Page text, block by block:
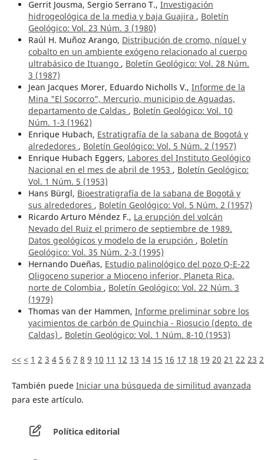
Gerrit Jousma, Sergio Serrano T., Investigación
hidrogeológica de la media y baja Guajira , Boletín
Geológico: Vol. 23 Núm. 3 (1980)
Raúl H. Muñoz Arango, Distribución de cromo, níquel y
cobalto en un ambiente exógeno relacionado al cuerpo
ultrabásico de Ituango , Boletín Geológico: Vol. 28 Núm.
3 (1987)
Jean Jacques Morer, Eduardo Nicholls V., Informe de la
Mina "El Socorro", Mercurio, municipio de Aguadas,
departamento de Caldas , Boletín Geológico: Vol. 10
Núm. 1-3 (1962)
Enrique Hubach, Estratigrafía de la sabana de Bogotá y
alrededores , Boletín Geológico: Vol. 5 Núm. 2 (1957)
Enrique Hubach Eggers, Labores del Instituto Geológico
Nacional en el mes de abril de 1953 , Boletín Geológico:
Vol. 1 Núm. 5 (1953)
Hans Bürgl, Bioestratigrafía de la sabana de Bogotá y
sus alrededores , Boletín Geológico: Vol. 5 Núm. 2 (1957)
Ricardo Arturo Méndez F., La erupción del volcán
Nevado del Ruiz el primero de septiembre de 1989.
Datos geológicos y modelo de la erupción , Boletín
Geológico: Vol. 35 Núm. 2-3 (1995)
Hernando Dueñas, Estudio palinológico del pozo Q-E-22
Oligoceno superior a Mioceno inferior, Planeta Rica,
norte de Colombia , Boletín Geológico: Vol. 22 Núm. 3
(1979)
Thomas van der Hammen, Informe preliminar sobre los
yacimientos de carbón de Quinchia - Riosucio (depto. de
Caldas) , Boletín Geológico: Vol. 1 Núm. 8-10 (1953)
<< < 1 2 3 4 5 6 7 8 9 10 11 12 13 14 15 16 17 18 19 20 21 22 23
También puede Iniciar una búsqueda de similitud avanzada
para este artículo.
Política editorial